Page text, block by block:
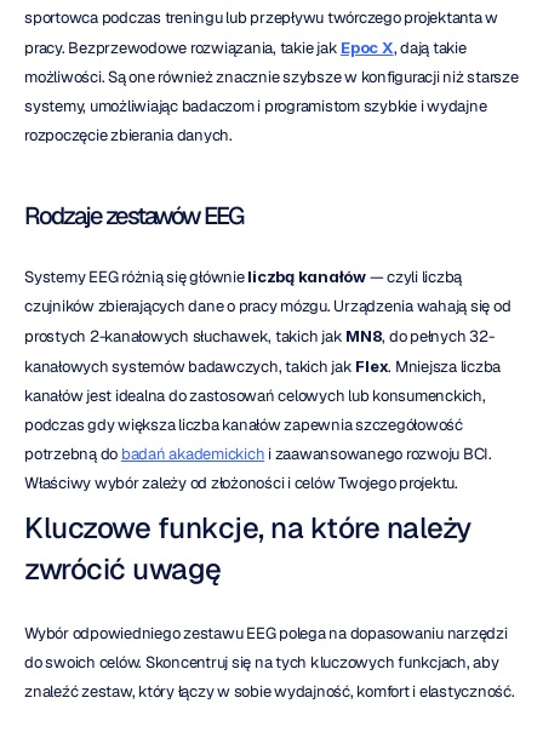
sportowca podczas treningu lub przepływu twórczego projektanta w
pracy. Bezprzewodowe rozwiązania, takie jak Epoc X, dają takie
możliwości. Są one również znacznie szybsze w konfiguracji niż starsze
systemy, umożliwiając badaczom i programistom szybkie i wydajne
rozpoczęcie zbierania danych.
Rodzaje zestawów EEG
Systemy EEG różnią się głównie liczbą kanałów — czyli liczbą
czujników zbierających dane o pracy mózgu. Urządzenia wahają się od
prostych 2-kanałowych słuchawek, takich jak MN8, do pełnych 32-
kanałowych systemów badawczych, takich jak Flex. Mniejsza liczba
kanałów jest idealna do zastosowań celowych lub konsumenckich,
podczas gdy większa liczba kanałów zapewnia szczegółowość
potrzebną do badań akademickich i zaawansowanego rozwoju BCI.
Właściwy wybór zależy od złożoności i celów Twojego projektu.
Kluczowe funkcje, na które należy
zwrócić uwagę
Wybór odpowiedniego zestawu EEG polega na dopasowaniu narzędzi
do swoich celów. Skoncentruj się na tych kluczowych funkcjach, aby
znaleźć zestaw, który łączy w sobie wydajność, komfort i elastyczność.